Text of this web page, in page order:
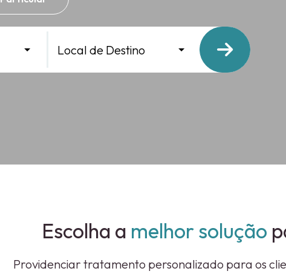
Escolha a melhor solução
Providenciar tratamento personalizado para os